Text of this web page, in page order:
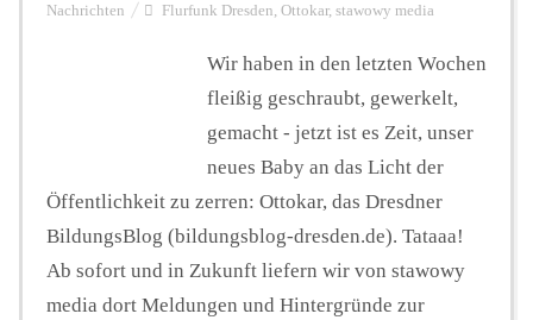
Nachrichten Flurfunk Dresden, Ottokar, stawowy media
Wir haben in den letzten Wochen
fleißig geschraubt, gewerkelt,
gemacht - jetzt ist es Zeit, unser
neues Baby an das Licht der
Öffentlichkeit zu zerren: Ottokar, das Dresdner
BildungsBlog (bildungsblog-dresden.de). Tataaa!
Ab sofort und in Zukunft liefern wir von stawowy
media dort Meldungen und Hintergründe zur